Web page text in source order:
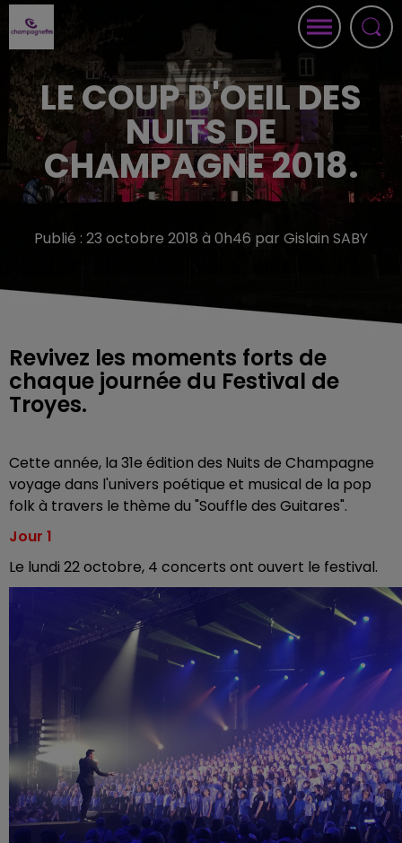
LE COUP D'OEIL DES
NUITS DE
CHAMPAGNE 2018.
Publié : 23 octobre 2018 à 0h46 par Gislain SABY
Revivez les moments forts de
chaque journée du Festival de
Troyes.
Cette année, la 31e édition des Nuits de Champagne
voyage dans l'univers poétique et musical de la pop
folk à travers le thème du "Souffle des Guitares".
Jour 1
Le lundi 22 octobre, 4 concerts ont ouvert le festival.